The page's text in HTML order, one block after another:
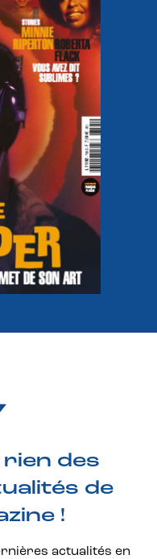
rien des
de
!
actualités en